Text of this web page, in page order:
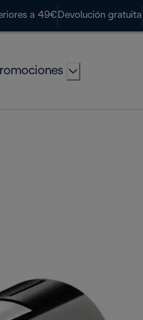
a 49€ Devolución gratuita